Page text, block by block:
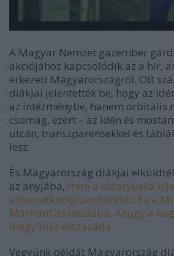
A Magyar Nemzet gazember
akciójához kapcsolódik az a hír,
érkezett Magyarországról. Ott
diákjai jelentették be, hogy az
az intézménybe, hanem orbitális
csomag, ezért – az idén és
utcán, transzparensekkel és
lesz.
És Magyarország diákjai
az anyjába, mire a cáratyuska
elhamarkodottan döntött. És a
Mármint az iskolába. Ahogy a
megy már évszázada.
Vegyünk példát Magyarország